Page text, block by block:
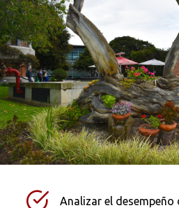
Analizar el